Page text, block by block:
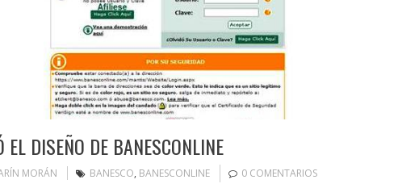
EL DISEÑO DE BANESCONLINE
MORÁN BANESCO, BANESCONLINE 0 COMENTARIOS